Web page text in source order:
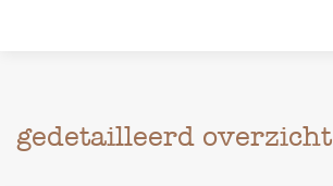
gedetailleerd overzicht